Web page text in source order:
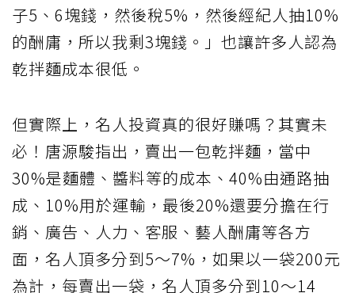
子5、6塊錢，然後稅5%，然後經紀人抽10%
的酬庸，所以我剩3塊錢。」也讓許多人認為
乾拌麵成本很低。
但實際上，名人投資真的很好賺嗎？其實未
必！唐源駿指出，賣出一包乾拌麵，當中
30%是麵體、醬料等的成本、40%由通路抽
成、10%用於運輸，最後20%還要分擔在行
銷、廣告、人力、客服、藝人酬庸等各方
面，名人頂多分到5～7%，如果以一袋200元
為計，每賣出一袋，名人頂多分到10～14